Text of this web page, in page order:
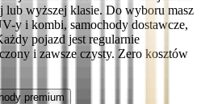
lub wyższej klasie. Do wyboru masz
y i kombi, samochody dostawcze,
pojazd jest regularnie
i zawsze czysty. Zero kosztów
premium